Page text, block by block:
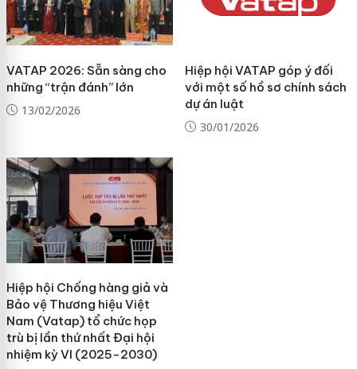
VATAP 2026: Sẵn sàng cho
những “trận đánh” lớn
13/02/2026
Hiệp hội VATAP góp ý đối
với một số hồ sơ chính sách
dự án luật
30/01/2026
Hiệp hội Chống hàng giả và
Bảo vệ Thương hiệu Việt
Nam (Vatap) tổ chức họp
trù bị lần thứ nhất Đại hội
nhiệm kỳ VI (2025-2030)